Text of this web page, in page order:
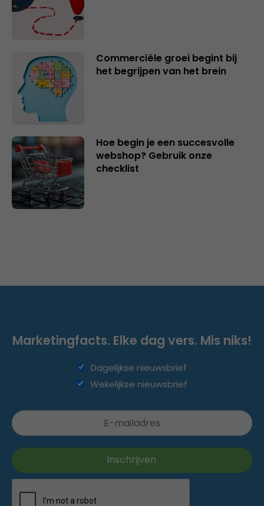
Commerciële groei begint bij
het begrijpen van het brein
Hoe begin je een succesvolle
webshop? Gebruik onze
checklist
Marketingfacts. Elke dag vers. Mis niks!
Dagelijkse nieuwsbrief
Wekelijkse nieuwsbrief